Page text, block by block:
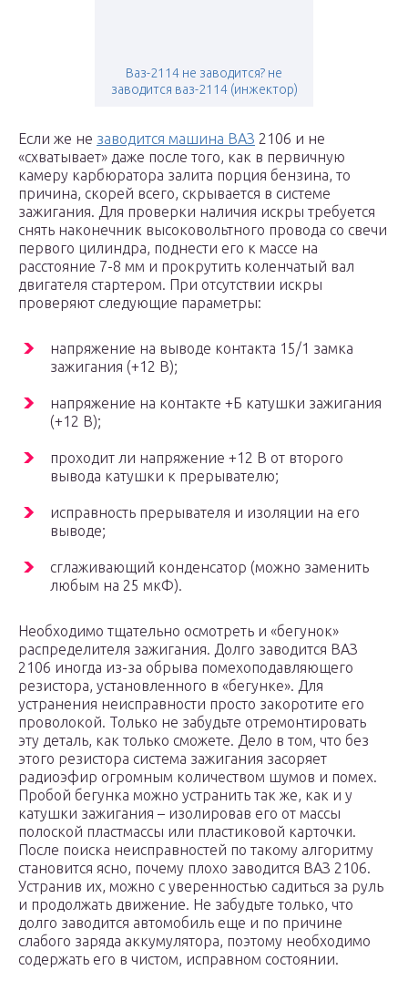
Ваз-2114 не заводится? не
заводится ваз-2114 (инжектор)
Если же не заводится машина ВАЗ 2106 и не
«схватывает» даже после того, как в первичную
камеру карбюратора залита порция бензина, то
причина, скорей всего, скрывается в системе
зажигания. Для проверки наличия искры требуется
снять наконечник высоковольтного провода со свечи
первого цилиндра, поднести его к массе на
расстояние 7-8 мм и прокрутить коленчатый вал
двигателя стартером. При отсутствии искры
проверяют следующие параметры:
напряжение на выводе контакта 15/1 замка
зажигания (+12 В);
напряжение на контакте +Б катушки зажигания
(+12 В);
проходит ли напряжение +12 В от второго
вывода катушки к прерывателю;
исправность прерывателя и изоляции на его
выводе;
сглаживающий конденсатор (можно заменить
любым на 25 мкФ).
Необходимо тщательно осмотреть и «бегунок»
распределителя зажигания. Долго заводится ВАЗ
2106 иногда из-за обрыва помехоподавляющего
резистора, установленного в «бегунке». Для
устранения неисправности просто закоротите его
проволокой. Только не забудьте отремонтировать
эту деталь, как только сможете. Дело в том, что без
этого резистора система зажигания засоряет
радиоэфир огромным количеством шумов и помех.
Пробой бегунка можно устранить так же, как и у
катушки зажигания – изолировав его от массы
полоской пластмассы или пластиковой карточки.
После поиска неисправностей по такому алгоритму
становится ясно, почему плохо заводится ВАЗ 2106.
Устранив их, можно с уверенностью садиться за руль
и продолжать движение. Не забудьте только, что
долго заводится автомобиль еще и по причине
слабого заряда аккумулятора, поэтому необходимо
содержать его в чистом, исправном состоянии.